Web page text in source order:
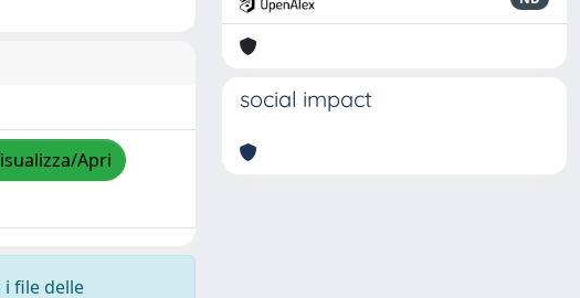
Apri
i file delle
social impact